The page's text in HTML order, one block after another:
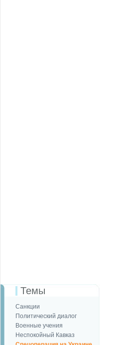
Темы
Санкции
Политический диалог
Военные учения
Неспокойный Кавказ